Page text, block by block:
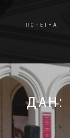
ПОЧЕТНА
ДАН: